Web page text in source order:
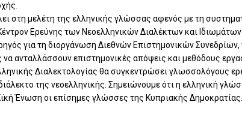
στη μελέτη της ελληνικής γλώσσας αφενός με τη
Ερεύνης των Νεοελληνικών Διαλέκτων και
για τη διοργάνωση Διεθνών Επιστημονικών Συνεδρίων,
ανταλλάσσουν επιστημονικές απόψεις και μεθόδους
Διαλεκτολογίας θα συγκεντρώσει γλωσσολόγους
της νεοελληνικής. Σημειώνουμε ότι η ελληνική
Ένωση οι επίσημες γλώσσες της Κυπριακής Δημοκρατίας.